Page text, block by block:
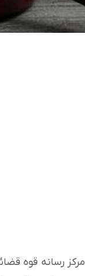
مرکز رسانه قوه